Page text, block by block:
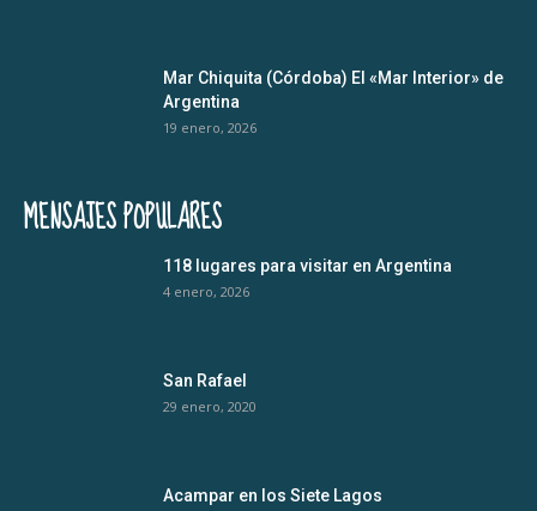
Mar Chiquita (Córdoba) El «Mar Interior» de
Argentina
19 enero, 2026
MENSAJES POPULARES
118 lugares para visitar en Argentina
4 enero, 2026
San Rafael
29 enero, 2020
Acampar en los Siete Lagos